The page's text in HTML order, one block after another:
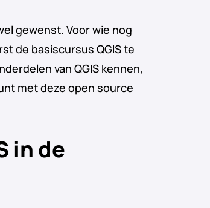
gewenst. Voor wie nog
de basiscursus QGIS te
van QGIS kennen,
met deze open source
in de